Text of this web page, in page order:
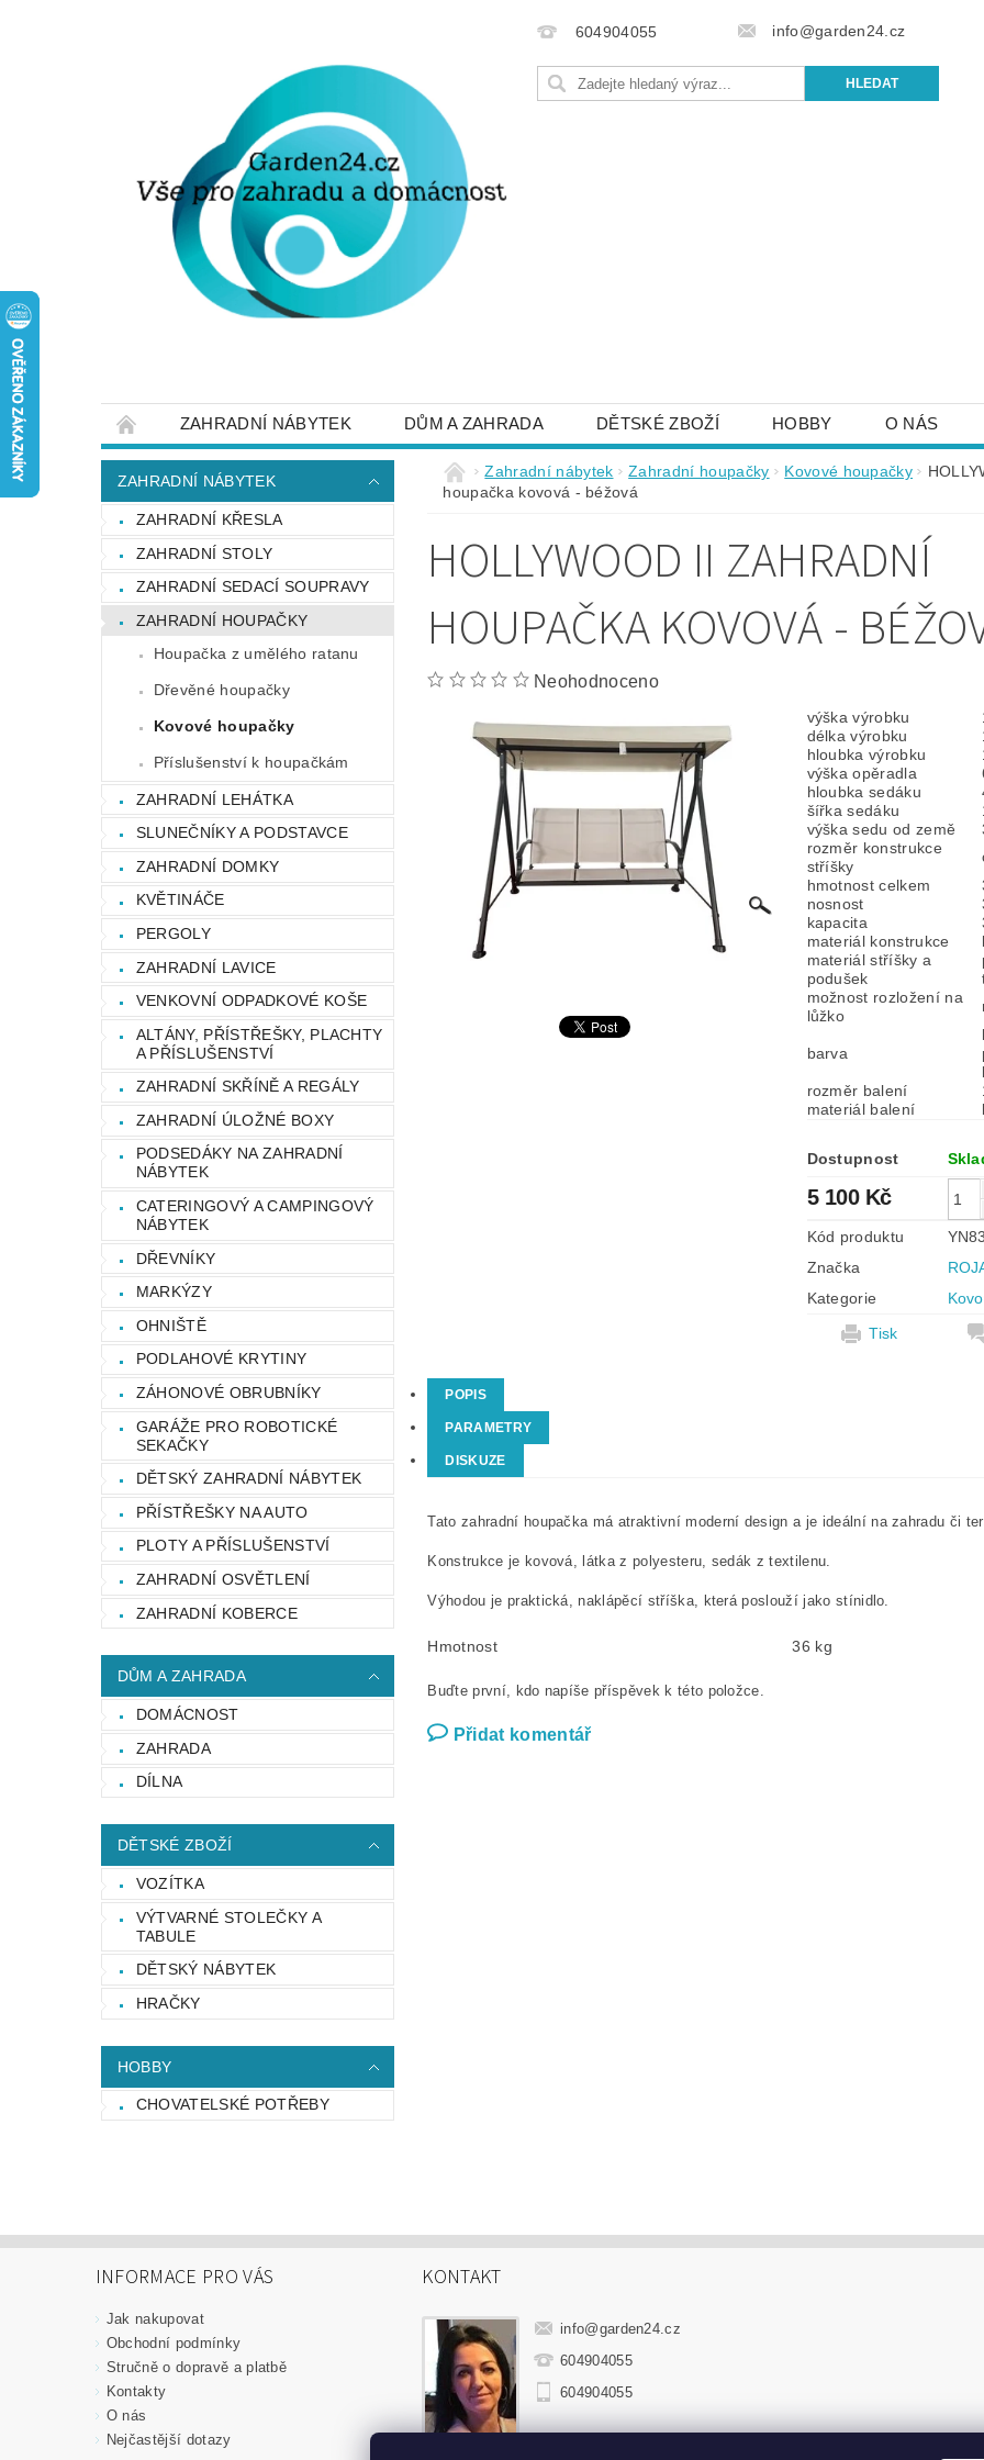
604904055 info@garden24.cz
ZAHRADNÍ NÁBYTEK DŮM A ZAHRADA DĚTSKÉ ZBOŽÍ HOBBY O NÁS
STRUČNĚ O DOPRAVĚ A PLATBĚ NAPIŠTE NÁM OBCHODNÍ PODMÍNKY KONTAKTY
OCHRANA OSOBNÍCH ÚDAJŮ
ZAHRADNÍ NÁBYTEK
ZAHRADNÍ KŘESLA
ZAHRADNÍ STOLY
ZAHRADNÍ SEDACÍ SOUPRAVY
ZAHRADNÍ HOUPAČKY
Houpačka z umělého ratanu
Dřevěné houpačky
Kovové houpačky
Příslušenství k houpačkám
ZAHRADNÍ LEHÁTKA
SLUNEČNÍKY A PODSTAVCE
ZAHRADNÍ DOMKY
KVĚTINÁČE
PERGOLY
ZAHRADNÍ LAVICE
VENKOVNÍ ODPADKOVÉ KOŠE
ALTÁNY, PŘÍSTŘEŠKY, PLACHTY
A PŘÍSLUŠENSTVÍ
ZAHRADNÍ SKŘÍNĚ A REGÁLY
ZAHRADNÍ ÚLOŽNÉ BOXY
PODSEDÁKY NA ZAHRADNÍ
NÁBYTEK
CATERINGOVÝ A CAMPINGOVÝ
NÁBYTEK
DŘEVNÍKY
MARKÝZY
OHNIŠTĚ
PODLAHOVÉ KRYTINY
ZÁHONOVÉ OBRUBNÍKY
GARÁŽE PRO ROBOTICKÉ
SEKAČKY
DĚTSKÝ ZAHRADNÍ NÁBYTEK
PŘÍSTŘEŠKY NA AUTO
PLOTY A PŘÍSLUŠENSTVÍ
ZAHRADNÍ OSVĚTLENÍ
ZAHRADNÍ KOBERCE
DŮM A ZAHRADA
DOMÁCNOST
ZAHRADA
DÍLNA
DĚTSKÉ ZBOŽÍ
VOZÍTKA
VÝTVARNÉ STOLEČKY A
TABULE
DĚTSKÝ NÁBYTEK
HRAČKY
HOBBY
CHOVATELSKÉ POTŘEBY
Zahradní nábytek Zahradní houpačky Kovové houpačky
houpačka kovová - béžová
HOLLYWOOD II ZAHRADNÍ
HOUPAČKA KOVOVÁ -
Neohodnoceno
výška výrobku
délka výrobku
hloubka výrobku
výška opěradla
hloubka sedáku
šířka sedáku
výška sedu od země
rozměr konstrukce
stříšky
hmotnost celkem
nosnost
kapacita
materiál konstrukce
materiál stříšky a
podušek
možnost rozložení na
lůžko
barva
rozměr balení
materiál balení
Dostupnost
5 100 Kč
Kód produktu
Značka
Kategorie
Tisk
POPIS
PARAMETRY
DISKUZE
Tato zahradní houpačka má atraktivní moderní design a je ideální na zahradu či
Konstrukce je kovová, látka z polyesteru, sedák z textilenu.
Výhodou je praktická, naklápěcí stříška, která poslouží jako stínidlo.
Hmotnost 36 kg
Buďte první, kdo napíše příspěvek k této položce.
Přidat komentář
INFORMACE PRO VÁS
Jak nakupovat
Obchodní podmínky
Stručně o dopravě a platbě
Kontakty
O nás
Nejčastější dotazy
KONTAKT
info@garden24.cz
604904055
604904055